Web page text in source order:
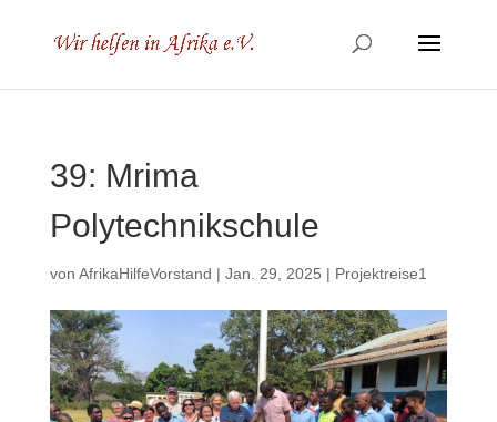
39: Mrima
Polytechnikschule
von AfrikaHilfeVorstand | Jan. 29, 2025 | Projektreise1